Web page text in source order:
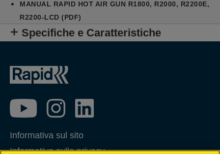
MANUAL RAPID HOT AIR GUN R1800, R2000, R2200E,
R2200-LCD (PDF)
Specifiche e Caratteristiche
Informativa sul sito
Informativa sulla privacy